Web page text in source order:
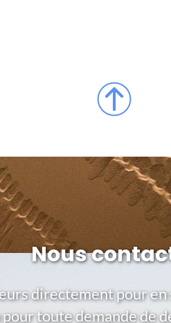
Nous
directement pour
pour toute demande de